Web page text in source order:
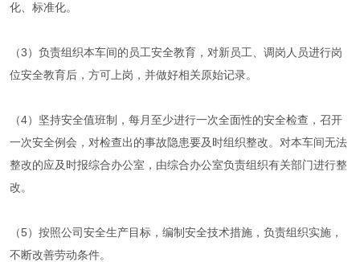
化、标准化。
（3）负责组织本车间的员工安全教育，对新员工、调岗人员进行岗
位安全教育后，方可上岗，并做好相关原始记录。
（4）坚持安全值班制，每月至少进行一次全面性的安全检查，召开
一次安全例会，对检查出的事故隐患要及时组织整改。对本车间无法
整改的应及时报综合办公室，由综合办公室负责组织有关部门进行整
改。
（5）按照公司安全生产目标，编制安全技术措施，负责组织实施，
不断改善劳动条件。